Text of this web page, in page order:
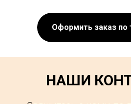
Оформить заказ по
НАШИ